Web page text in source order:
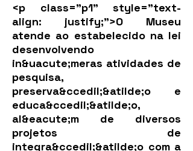
<p class="p1" style="text-
align: justify;">O Museu
atende ao estabelecido na lei
desenvolvendo
in&uacute;meras atividades de
pesquisa,
preserva&ccedil;&atilde;o e
educa&ccedil;&atilde;o,
al&eacute;m de diversos
projetos de
integra&ccedil;&atilde;o com a